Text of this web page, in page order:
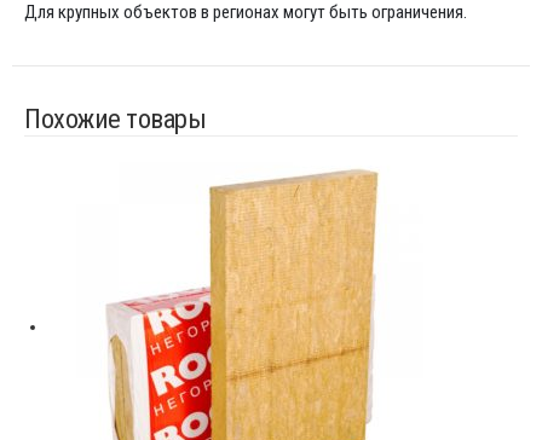
Для крупных объектов в регионах могут быть ограничения.
Похожие товары